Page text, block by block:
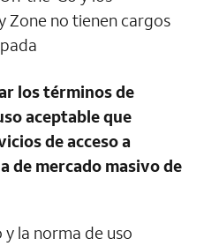
Zone no tienen cargos
los términos de
aceptable que
de acceso a
de mercado masivo de
la norma de uso